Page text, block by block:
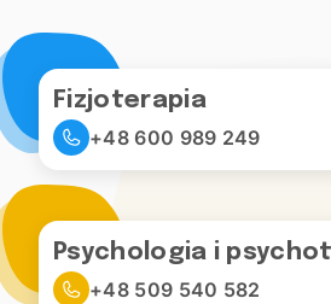
Fizjoterapia
+48 600 989 249
Psychologia i
+48 509 540 582